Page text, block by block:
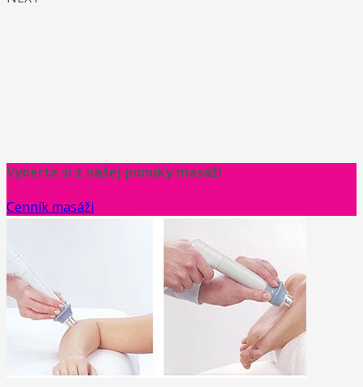
Vyberte si z našej ponuky masáži
Cenník masáži